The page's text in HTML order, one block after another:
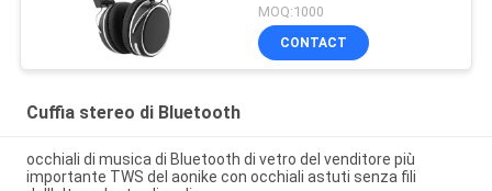
MOQ:1000
CONTACT
Cuffia stereo di Bluetooth
occhiali di musica di Bluetooth di vetro del venditore più
importante TWS del aonike con occhiali astuti senza fili